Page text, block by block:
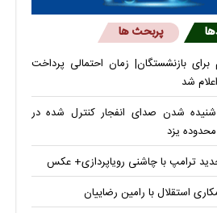
پربحث ها
بازنشستگان| زمان احتمالی پرداخت
شد
شنیده شدن صدای انفجار کنترل شده در
یزد
ترامپ با چاشنی رویاپردازی+ عکس
استقلال با رامین رضاییان